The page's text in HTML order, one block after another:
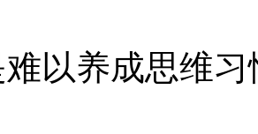
养成思维习